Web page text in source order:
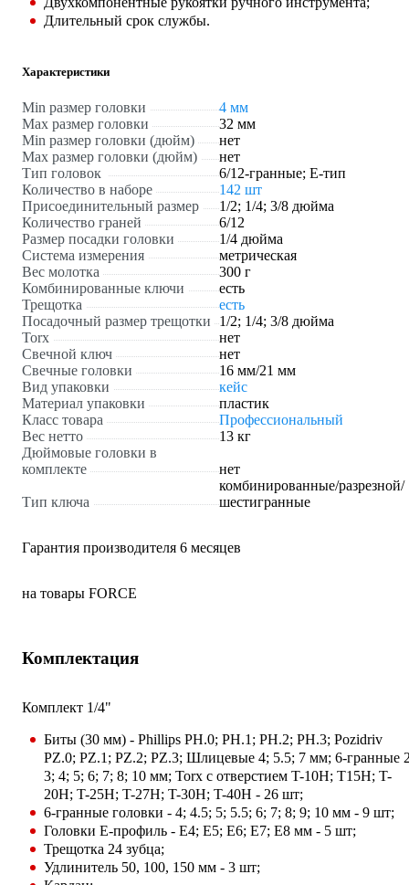
Длительный срок службы.
Характеристики
Min размер головки
4 мм
Max размер головки
32 мм
Min размер головки (дюйм)
нет
Max размер головки (дюйм)
нет
Тип головок
6/12-гранные; Е-тип
Количество в наборе
142 шт
Присоединительный размер
1/2; 1/4; 3/8 дюйма
Количество граней
6/12
Размер посадки головки
1/4 дюйма
Система измерения
метрическая
Вес молотка
300 г
Комбинированные ключи
есть
Трещотка
есть
Посадочный размер трещотки
1/2; 1/4; 3/8 дюйма
Torx
нет
Свечной ключ
нет
Свечные головки
16 мм/21 мм
Вид упаковки
кейс
Материал упаковки
пластик
Класс товара
Профессиональный
Вес нетто
13 кг
Дюймовые головки в
комплекте
нет
Тип ключа
комбинированные/разрезной/
шестигранные
Гарантия производителя 6 месяцев
на товары FORCE
Комплектация
Комплект 1/4"
Биты (30 мм) - Phillips PH.0; PH.1; PH.2; PH.3; Pozidriv
PZ.0; PZ.1; PZ.2; PZ.3; Шлицевые 4; 5.5; 7 мм; 6-гранные
3; 4; 5; 6; 7; 8; 10 мм; Torx с отверстием T-10H; T15H; T-
20H; T-25H; T-27H; T-30H; T-40H - 26 шт;
6-гранные головки - 4; 4.5; 5; 5.5; 6; 7; 8; 9; 10 мм - 9 шт;
Головки Е-профиль - E4; E5; E6; E7; E8 мм - 5 шт;
Трещотка 24 зубца;
Удлинитель 50, 100, 150 мм - 3 шт;